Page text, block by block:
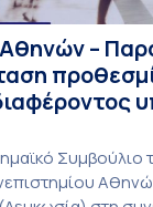
–
Συμβούλιο